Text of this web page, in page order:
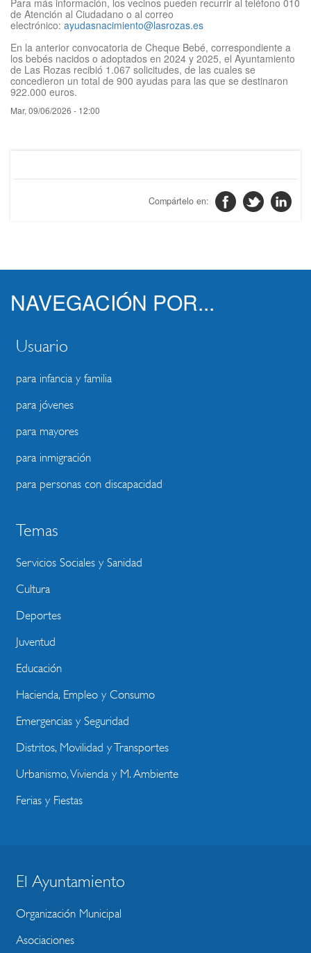
de Atención al Ciudadano o al correo
electrónico: ayudasnacimiento@lasrozas.es
En la anterior convocatoria de Cheque Bebé, correspondiente a
los bebés nacidos o adoptados en 2024 y 2025, el Ayuntamiento
de Las Rozas recibió 1.067 solicitudes, de las cuales se
concedieron un total de 900 ayudas para las que se destinaron
922.000 euros.
fecha
Mar, 09/06/2026 - 12:00
NAVEGACIÓN POR...
Usuario
para infancia y familia
para jóvenes
para mayores
para inmigración
para personas con discapacidad
Temas
Servicios Sociales y Sanidad
Cultura
Deportes
Juventud
Educación
Hacienda, Empleo y Consumo
Emergencias y Seguridad
Distritos, Movilidad y Transportes
Urbanismo, Vivienda y M. Ambiente
Ferias y Fiestas
BLOQUE
MENU
WEBSITE
El Ayuntamiento
Organización Municipal
Asociaciones